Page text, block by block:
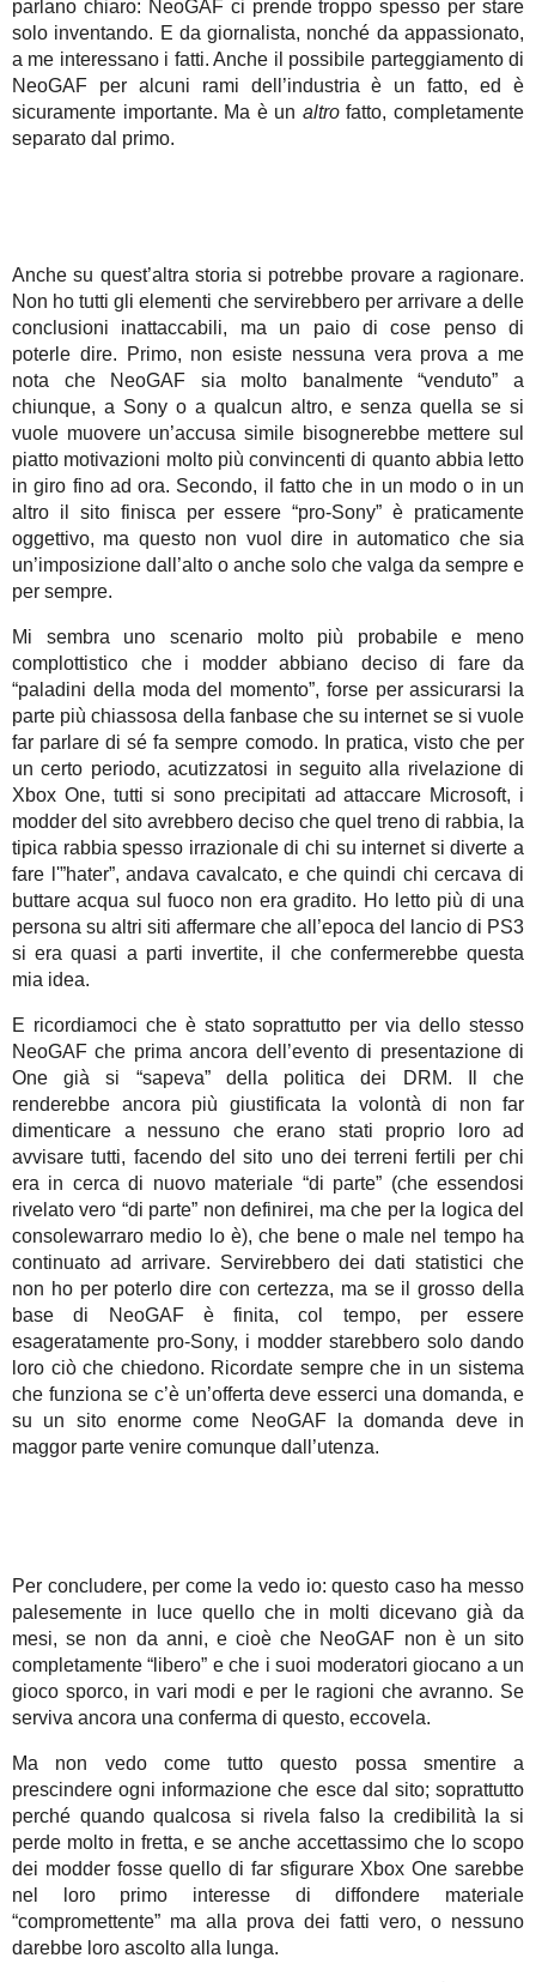
parlano chiaro: NeoGAF ci prende troppo spesso per stare
solo inventando. E da giornalista, nonché da appassionato,
a me interessano i fatti. Anche il possibile parteggiamento di
NeoGAF per alcuni rami dell’industria è un fatto, ed è
sicuramente importante. Ma è un altrofatto, completamente
separato dal primo.
Anche su quest’altra storia si potrebbe provare a ragionare.
Non ho tutti gli elementi che servirebbero per arrivare a delle
conclusioni inattaccabili, ma un paio di cose penso di
poterle dire. Primo, non esiste nessuna vera prova a me
nota che NeoGAF sia molto banalmente “venduto” a
chiunque, a Sony o a qualcun altro, e senza quella se si
vuole muovere un’accusa simile bisognerebbe mettere sul
piatto motivazioni molto più convincenti di quanto abbia letto
in giro fino ad ora. Secondo, il fatto che in un modo o in un
altro il sito finisca per essere “pro-Sony” è praticamente
oggettivo, ma questo non vuol dire in automatico che sia
un’imposizione dall’alto o anche solo che valga da sempre e
per sempre.
Mi sembra uno scenario molto più probabile e meno
complottistico che i modder abbiano deciso di fare da
“paladini della moda del momento”, forse per assicurarsi la
parte più chiassosa della fanbase che su internet se si vuole
far parlare di sé fa sempre comodo. In pratica, visto che per
un certo periodo, acutizzatosi in seguito alla rivelazione di
Xbox One, tutti si sono precipitati ad attaccare Microsoft, i
modder del sito avrebbero deciso che quel treno di rabbia, la
tipica rabbia spesso irrazionale di chi su internet si diverte a
fare l'”hater”, andava cavalcato, e che quindi chi cercava di
buttare acqua sul fuoco non era gradito. Ho letto più di una
persona su altri siti affermare che all’epoca del lancio di PS3
si era quasi a parti invertite, il che confermerebbe questa
mia idea.
E ricordiamoci che è stato soprattutto per via dello stesso
NeoGAF che prima ancora dell’evento di presentazione di
One già si “sapeva” della politica dei DRM. Il che
renderebbe ancora più giustificata la volontà di non far
dimenticare a nessuno che erano stati proprio loro ad
avvisare tutti, facendo del sito uno dei terreni fertili per chi
era in cerca di nuovo materiale “di parte” (che essendosi
rivelato vero “di parte” non definirei, ma che per la logica del
consolewarraro medio lo è), che bene o male nel tempo ha
continuato ad arrivare. Servirebbero dei dati statistici che
non ho per poterlo dire con certezza, ma se il grosso della
base di NeoGAF è finita, col tempo, per essere
esageratamente pro-Sony, i modder starebbero solo dando
loro ciò che chiedono. Ricordate sempre che in un sistema
che funziona se c’è un’offerta deve esserci una domanda, e
su un sito enorme come NeoGAF la domanda deve in
maggor parte venire comunque dall’utenza.
Per concludere, per come la vedo io: questo caso ha messo
palesemente in luce quello che in molti dicevano già da
mesi, se non da anni, e cioè che NeoGAF non è un sito
completamente “libero” e che i suoi moderatori giocano a un
gioco sporco, in vari modi e per le ragioni che avranno. Se
serviva ancora una conferma di questo, eccovela.
Ma non vedo come tutto questo possa smentire a
prescindere ogni informazione che esce dal sito; soprattutto
perché quando qualcosa si rivela falso la credibilità la si
perde molto in fretta, e se anche accettassimo che lo scopo
dei modder fosse quello di far sfigurare Xbox One sarebbe
nel loro primo interesse di diffondere materiale
“compromettente” ma alla prova dei fatti vero, o nessuno
darebbe loro ascolto alla lunga.